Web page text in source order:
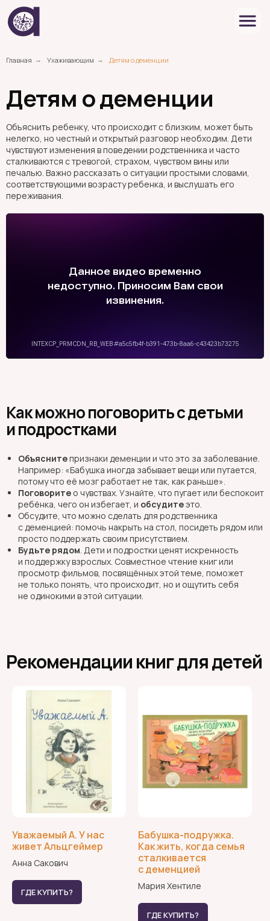
Главная → Ухаживающим → Детям о деменции
Детям о деменции
Объяснить ребенку, что происходит с близким, может быть
нелегко, но честный и открытый разговор необходим. Дети
чувствуют изменения в поведении родственника и часто
сталкиваются с тревогой, страхом, чувством вины или
печалью. Важно рассказать о ситуации простыми словами,
соответствующими возрасту ребенка, и выслушать его
переживания.
Как можно поговорить с детьми
и подростками
Объяснитепризнаки деменции и что это за заболевание.
Например: «Бабушка иногда забывает вещи или путается,
потому что её мозг работает не так, как раньше».
Поговорите о чувствах. Узнайте, что пугает или беспокоит
ребёнка, чего он избегает, и обсудитеэто.
Обсудите, что можно сделать для родственника
с деменцией: помочь накрыть на стол, посидеть рядом или
просто поддержать своим присутствием.
Будьте рядом. Дети и подростки ценят искренность
и поддержку взрослых. Совместное чтение книг или
просмотр фильмов, посвящённых этой теме, поможет
не только понять, что происходит, но и ощутить себя
не одинокими в этой ситуации.
Рекомендации книг для детей
Уважаемый А. У нас
живет Альцгеймер
Анна Сакович
ГДЕ КУПИТЬ?
Бабушка-подружка.
Как жить, когда семья
сталкивается
с деменцией
Мария Хентиле
ГДЕ КУПИТЬ?
Найти врача в своем городе
Найти врача в своем городе >
Задать вопрос специалисту
(юристу, соц работнику, медику)
Задать вопрос специалисту
(юристу, соц работнику, медику)
>